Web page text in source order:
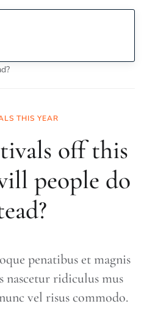
THIS YEAR
off this
people do
penatibus et magnis
nascetur ridiculus mus
vel risus commodo.